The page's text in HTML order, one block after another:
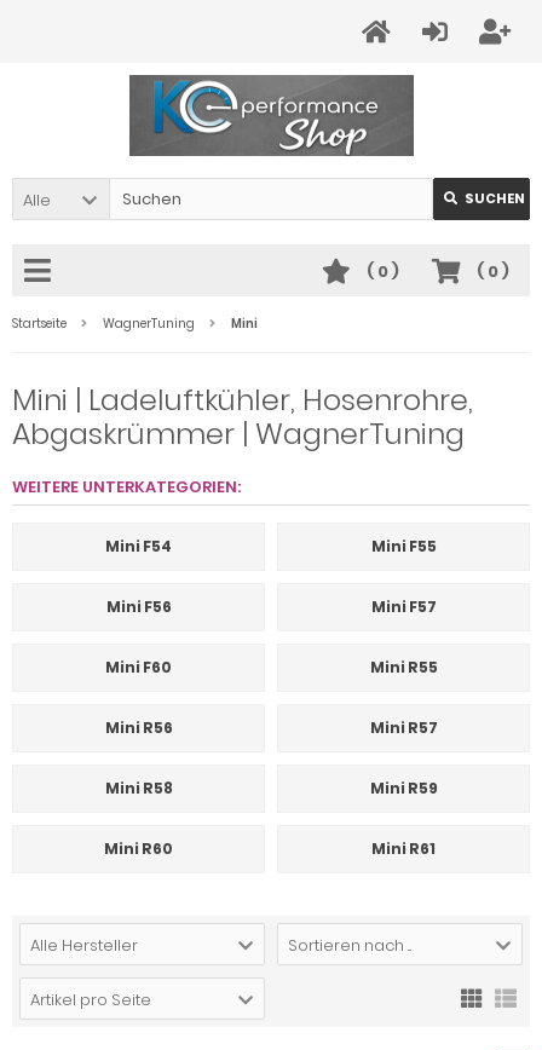
Alle SUCHEN
( 0)
( 0)
Startseite WagnerTuning Mini
Mini | Ladeluftkühler, Hosenrohre,
Abgaskrümmer | WagnerTuning
WEITERE UNTERKATEGORIEN:
Mini F54 Mini F55
Mini F56 Mini F57
Mini F60 Mini R55
Mini R56 Mini R57
Mini R58 Mini R59
Mini R60 Mini R61
Alle Hersteller Sortieren nach ...
Artikel pro Seite